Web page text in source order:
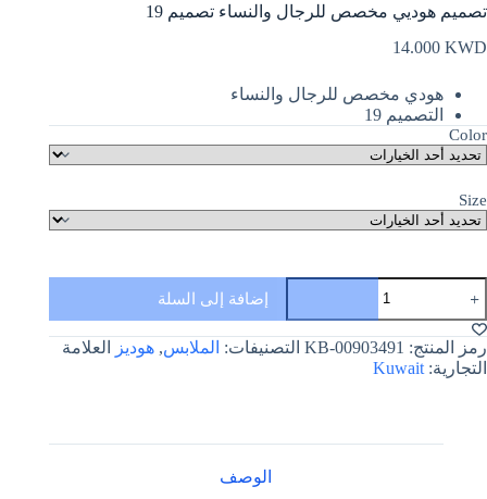
تصميم هوديي مخصص للرجال والنساء تصميم 19
14.000 KWD
هودي مخصص للرجال والنساء
التصميم 19
Color
Size
تصميم
هوديي
مخصص
للرجال
والنساء
إضافة إلى السلة
رمز المنتج: KB-00903491 التصنيفات: الملابس, هوديز
العلامة
التجارية: Kuwait
الوصف